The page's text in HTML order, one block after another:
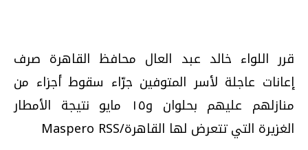
قرر اللواء خالد عبد العال محافظ القاهرة صرف
إعانات عاجلة لأسر المتوفين جرّاء سقوط أجزاء من
منازلهم عليهم بحلوان و١٥ مايو نتيجة الأمطار
الغزيرة التي تتعرض لها القاهرة/Maspero RSS